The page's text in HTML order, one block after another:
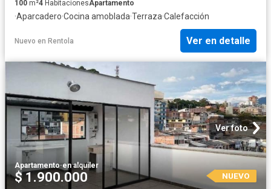
100 m²4 HabitacionesApartamento
·Aparcadero·Cocina amoblada·Terraza·Calefacción
Nuevo en Rentola Ver en detalle
Ver foto
Apartamento·en alquiler
$ 1.900.000 NUEVO